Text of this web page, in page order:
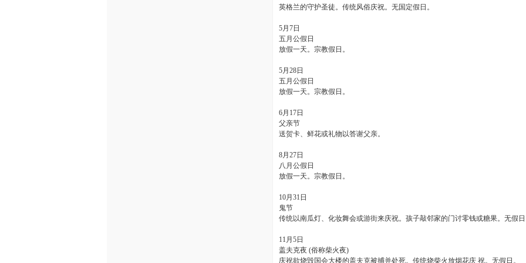
英格兰的守护圣徒。传统风俗庆祝。无国定假日。
5月 7日
五月公假日
放假一天。宗教假日。
5月 28日
五月公假日
放假一天。宗教假日。
6月 17日
父亲节
送贺卡、鲜花或礼物以答谢父亲。
8月 27日
八月公假日
放假一天。宗教假日。
10月 31 日
鬼节
传统以南瓜灯、化妆舞会或游街来庆祝。孩子敲邻家的门讨零钱或糖果。无假
11月 5日
盖夫克夜 (俗称柴火夜)
庆祝欲烧毁国会大楼的盖夫克被捕并处死。传统烧柴火放烟花庆 祝。无假日。